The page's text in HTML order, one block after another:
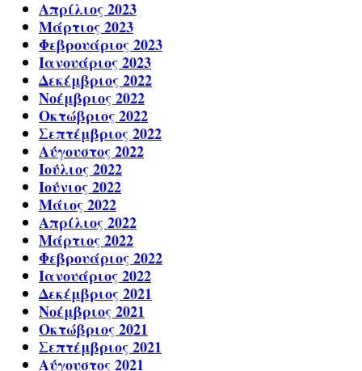
Απρίλιος 2023
Μάρτιος 2023
Φεβρουάριος 2023
Ιανουάριος 2023
Δεκέμβριος 2022
Νοέμβριος 2022
Οκτώβριος 2022
Σεπτέμβριος 2022
Αύγουστος 2022
Ιούλιος 2022
Ιούνιος 2022
Μάιος 2022
Απρίλιος 2022
Μάρτιος 2022
Φεβρουάριος 2022
Ιανουάριος 2022
Δεκέμβριος 2021
Νοέμβριος 2021
Οκτώβριος 2021
Σεπτέμβριος 2021
Αύγουστος 2021